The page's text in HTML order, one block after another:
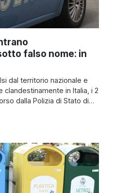
falso nome: in
dal territorio nazionale e
in Italia, i 2
dalla Polizia di Stato di
stati rintracciati a largo